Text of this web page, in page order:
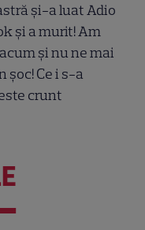
și-a luat Adio
și a murit! Am
și nu ne mai
șoc! Ce i s-a
crunt